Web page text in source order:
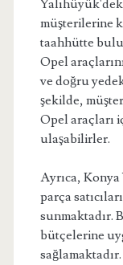
müşterilerine
taahhütte
Opel
ve doğru
şekilde,
Opel araçları
ulaşabilirler.
Ayrıca,
parça
sunmaktadır.
bütçelerine